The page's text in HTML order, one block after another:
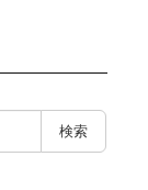
検索